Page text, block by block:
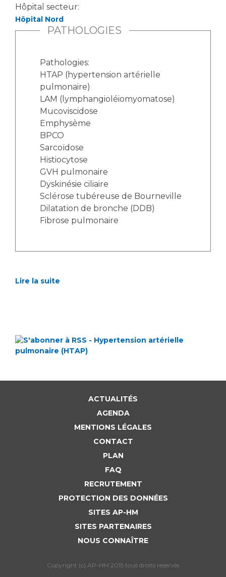
Maternité Hôpital Nord
Vos représentants
La Commission Des Usagers (CDU)
Les Comités Locaux des Usagers
Le projet des usagers
Qualité
Nos indicateurs qualité et de sécurité des soins
Protection des données
Lieu de santé sans tabac
Communiqués de presse
Dossiers de presse
Fournisseurs
Rôles et missions
Liste des marchés conclus
Documents utiles
Hôpital secteur:
Hôpital Nord
PATHOLOGIES
Pathologies:
HTAP (hypertension artérielle
pulmonaire)
LAM (lymphangioléiomyomatose)
Mucoviscidose
Emphysème
BPCO
Sarcoïdose
Histiocytose
GVH pulmonaire
Dyskinésie ciliaire
Sclérose tubéreuse de Bourneville
Dilatation de bronche (DDB)
Fibrose pulmonaire
Lire la suite
ACTUALITÉS
AGENDA
MENTIONS LÉGALES
CONTACT
PLAN
FAQ
RECRUTEMENT
PROTECTION DES DONNÉES
SITES AP-HM
SITES PARTENAIRES
NOUS CONNAÎTRE
Copyright (c) AP-HM 2015 tous droits reservés